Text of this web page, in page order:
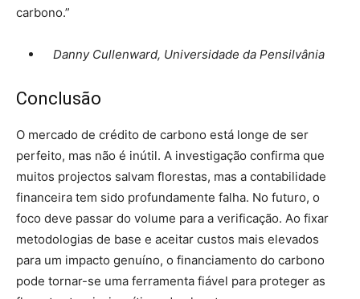
carbono.”
Danny Cullenward, Universidade da Pensilvânia
Conclusão
O mercado de crédito de carbono está longe de ser
perfeito, mas não é inútil. A investigação confirma que
muitos projectos salvam florestas, mas a contabilidade
financeira tem sido profundamente falha. No futuro, o
foco deve passar do volume para a verificação. Ao fixar
metodologias de base e aceitar custos mais elevados
para um impacto genuíno, o financiamento do carbono
pode tornar-se uma ferramenta fiável para proteger as